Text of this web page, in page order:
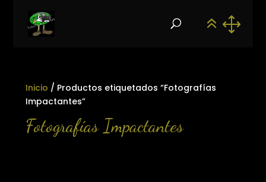
Inicio / Productos etiquetados “Fotografías
Impactantes”
Fotografías Impactantes